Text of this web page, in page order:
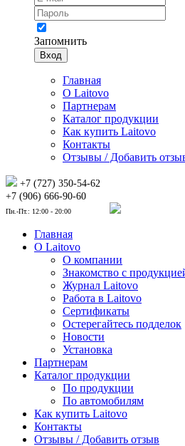
Запомнить
Вход
Главная
О Laitovo
Партнерам
Каталог продукции
Как купить Laitovo
Контакты
Отзывы / Добавить
+7 (727) 350-54-62
+7 (906) 666-90-60
Пн.-Пт.: 12:00 - 20:00
Главная
О Laitovo
О компании
Знакомство с
Журнал Laitovo
Работа в Laitovo
Сертификаты
Остерегайтесь подделок
Новости
Установка
Партнерам
Каталог продукции
По продукции
По автомобилям
Как купить Laitovo
Контакты
Отзывы / Добавить отзыв